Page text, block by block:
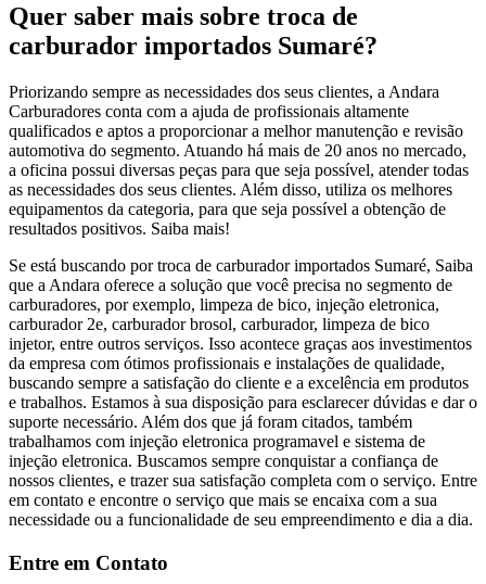
Quer saber mais sobre troca de
carburador importados Sumaré?
Priorizando sempre as necessidades dos seus clientes, a Andara
Carburadores conta com a ajuda de profissionais altamente
qualificados e aptos a proporcionar a melhor manutenção e revisão
automotiva do segmento. Atuando há mais de 20 anos no mercado,
a oficina possui diversas peças para que seja possível, atender todas
as necessidades dos seus clientes. Além disso, utiliza os melhores
equipamentos da categoria, para que seja possível a obtenção de
resultados positivos. Saiba mais!
Se está buscando por troca de carburador importados Sumaré, Saiba
que a Andara oferece a solução que você precisa no segmento de
carburadores, por exemplo, limpeza de bico, injeção eletronica,
carburador 2e, carburador brosol, carburador, limpeza de bico
injetor, entre outros serviços. Isso acontece graças aos investimentos
da empresa com ótimos profissionais e instalações de qualidade,
buscando sempre a satisfação do cliente e a excelência em produtos
e trabalhos. Estamos à sua disposição para esclarecer dúvidas e dar o
suporte necessário. Além dos que já foram citados, também
trabalhamos com injeção eletronica programavel e sistema de
injeção eletronica. Buscamos sempre conquistar a confiança de
nossos clientes, e trazer sua satisfação completa com o serviço. Entre
em contato e encontre o serviço que mais se encaixa com a sua
necessidade ou a funcionalidade de seu empreendimento e dia a dia.
Entre em Contato